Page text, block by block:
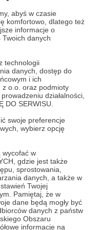
abyś w czasie
komfortowo, dlatego też
informacje o
danych
technologii
danych, dostęp do
i ich
z o.o. oraz podmioty
działalności,
DO SERWISU.
swoje preferencje
wybierz opcję
wycofać w
gdzie jest także
sprostowania,
danych, a także w
Twojej
Pamiętaj, że w
dane będą mogły być
danych z państw
Obszaru
informacje na
i prawdziwych
pomóc
wkładowi
takie jak
oraz wiele, wiele